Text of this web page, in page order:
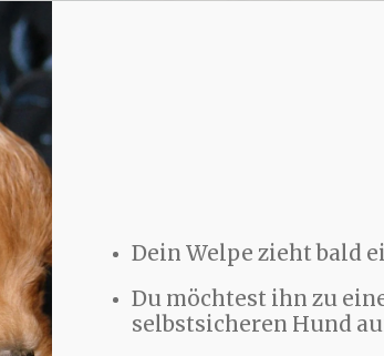
Dein Welpe zieht bald
Du möchtest ihn zu
selbstsicheren Hund